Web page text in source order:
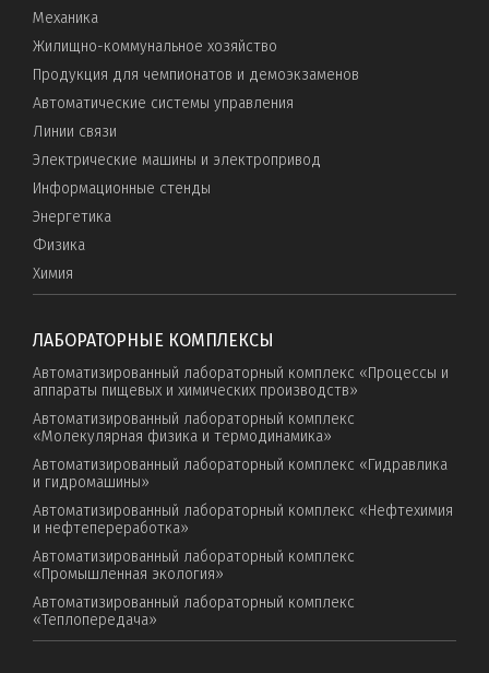
Механика
Жилищно-коммунальное хозяйство
Продукция для чемпионатов и демоэкзаменов
Автоматические системы управления
Линии связи
Электрические машины и электропривод
Информационные стенды
Энергетика
Физика
Химия
ЛАБОРАТОРНЫЕ КОМПЛЕКСЫ
Автоматизированный лабораторный комплекс «Процессы и
аппараты пищевых и химических производств»
Автоматизированный лабораторный комплекс
«Молекулярная физика и термодинамика»
Автоматизированный лабораторный комплекс «Гидравлика
и гидромашины»
Автоматизированный лабораторный комплекс «Нефтехимия
и нефтепереработка»
Автоматизированный лабораторный комплекс
«Промышленная экология»
Автоматизированный лабораторный комплекс
«Теплопередача»